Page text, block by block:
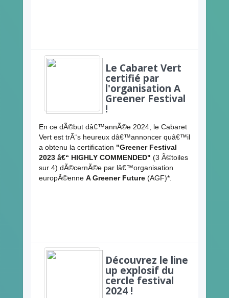
Le Cabaret Vert
certifié par
l'organisation A
Greener Festival
!
En ce dÃ©but dâ€™annÃ©e 2024, le Cabaret
Vert est trÃ¨s heureux dâ€™annoncer quâ€™il
a obtenu la certification "Greener Festival
2023 â€“ HIGHLY COMMENDED" (3 Ã©toiles
sur 4) dÃ©cernÃ©e par lâ€™organisation
europÃ©enne A Greener Future (AGF)*.
Découvrez le line
up explosif du
cercle festival
2024 !